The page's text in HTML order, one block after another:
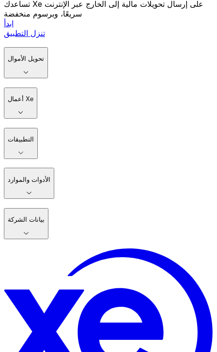
تساعدك Xe على إرسال تحويلات مالية إلى الخارج عبر الإنترنت
سريعًا، وبرسوم منخفضة
ابدأ
تنزل التطبيق
تحويل الأموال
أعمال Xe
التطبيقات
الأدوات والموارد
بيانات الشركة